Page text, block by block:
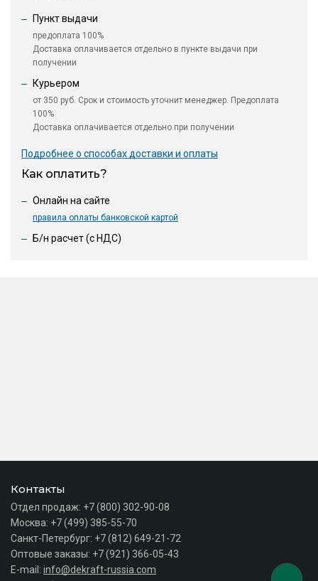
Пункт выдачи
предоплата 100%
Доставка оплачивается отдельно в пункте выдачи при
получении
Курьером
от 350 руб. Срок и стоимость уточнит менеджер. Предоплата
100%
Доставка оплачивается отдельно при получении
Подробнее о способах доставки и оплаты
Как оплатить?
Онлайн на сайте
правила оплаты банковской картой
Б/н расчет (c НДС)
Контакты
Отдел продаж: +7 (800) 302-90-08
Москва: +7 (499) 385-55-70
Санкт-Петербург: +7 (812) 649-21-72
Оптовые заказы: +7 (921) 366-05-43
E-mail: info@dekraft-russia.com